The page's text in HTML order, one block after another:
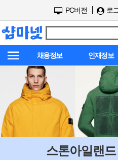
PC버전 로
채용정보 인재정보
스톤아일랜드